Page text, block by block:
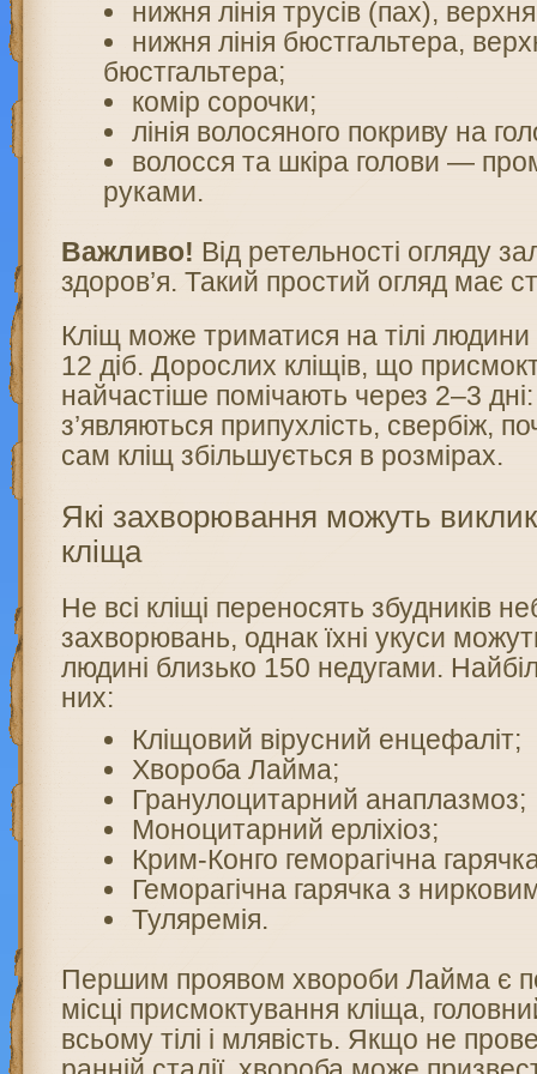
нижня лінія трусів (пах), верхня
нижня лінія бюстгальтера,
бюстгальтера;
комір сорочки;
лінія волосяного покриву на
волосся та шкіра голови —
руками.
Важливо! Від ретельності огляду
здоров’я. Такий простий огляд має
Кліщ може триматися на тілі
12 діб. Дорослих кліщів, що
найчастіше помічають через 2–3 дні:
з’являються припухлість, свербіж,
сам кліщ збільшується в розмірах.
Які захворювання можуть
кліща
Не всі кліщі переносять збудників
захворювань, однак їхні укуси
людині близько 150 недугами.
них:
Кліщовий вірусний енцефаліт;
Хвороба Лайма;
Гранулоцитарний анаплазмоз;
Моноцитарний ерліхіоз;
Крим-Конго геморагічна
Геморагічна гарячка з
Туляремія.
Першим проявом хвороби Лайма є
місці присмоктування кліща,
всьому тілі і млявість. Якщо не